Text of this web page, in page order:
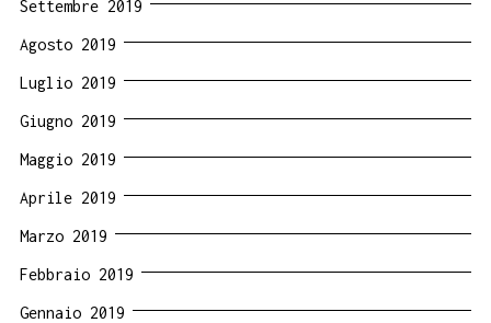
Settembre 2019
Agosto 2019
Luglio 2019
Giugno 2019
Maggio 2019
Aprile 2019
Marzo 2019
Febbraio 2019
Gennaio 2019